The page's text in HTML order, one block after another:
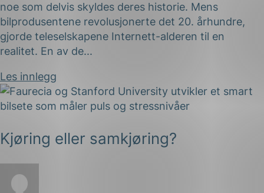
noe som delvis skyldes deres historie. Mens
bilprodusentene revolusjonerte det 20. århundre,
gjorde teleselskapene Internett-alderen til en
realitet. En av de...
Les innlegg
Kjøring eller samkjøring?